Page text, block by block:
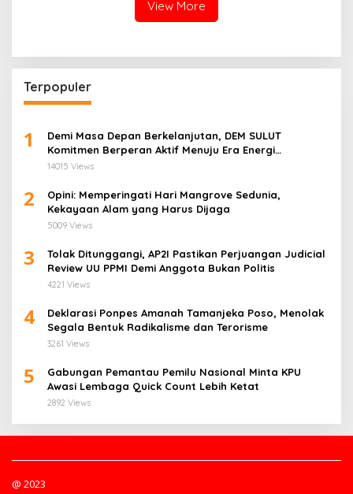
View More
Terpopuler
1
Demi Masa Depan Berkelanjutan, DEM SULUT
Komitmen Berperan Aktif Menuju Era Energi
Terbarukan di Sulawesi Utara
14015 Views
2
Opini: Memperingati Hari Mangrove Sedunia,
Kekayaan Alam yang Harus Dijaga
5009 Views
3
Tolak Ditunggangi, AP2I Pastikan Perjuangan Judicial
Review UU PPMI Demi Anggota Bukan Politis
4221 Views
4
Deklarasi Ponpes Amanah Tamanjeka Poso, Menolak
Segala Bentuk Radikalisme dan Terorisme
3261 Views
5
Gabungan Pemantau Pemilu Nasional Minta KPU
Awasi Lembaga Quick Count Lebih Ketat
2892 Views
@ 2023